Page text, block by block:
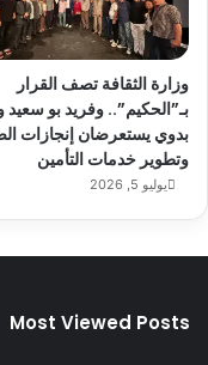
وزارة الثقافة تصف القرار
بـ”الحكيم”.. وفريد بو سعيد
بدوي يستعرضان إنجازات
وتطوير خدمات التأمين
يوليو 5, 2026
Most Viewed Posts